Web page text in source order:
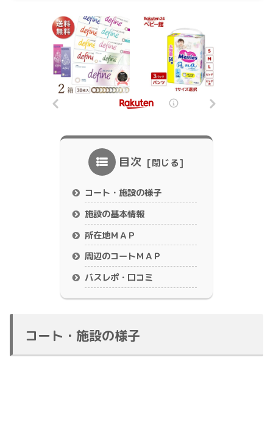
目次
コート・施設の様子
施設の基本情報
所在地ＭＡＰ
周辺のコートＭＡＰ
バスレポ・口コミ
コート・施設の様子